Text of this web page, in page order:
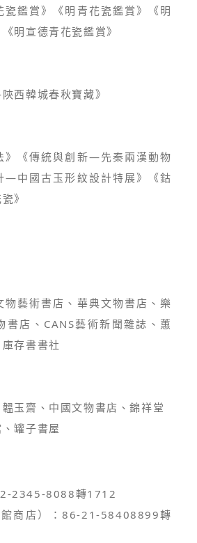
瓷鑑賞》《明青花瓷鑑賞》《明
明宣德青花瓷鑑賞》
西韓城春秋寶藏》
》《傳統與創新—先秦兩漢動物
—中國古玉形紋設計特展》《鈷
》
物藝術書店、華典文物書店、樂
書店、CANS藝術新聞雜誌、蕙
存書書社
玉齋、中國文物書店、錦祥堂
罐子書屋
2-2345-8088轉1712
館商店）：86-21-58408899轉